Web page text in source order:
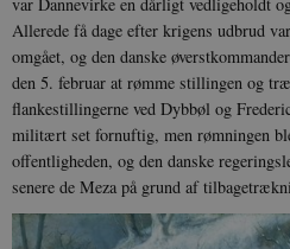
Allerede få dage efter krigens udbrud
omgået, og den danske
den 5. februar at rømme stillingen og
flankestillingerne ved Dybbøl og
militært set fornuftig, men rømningen
offentligheden, og den danske
senere de Meza på grund af